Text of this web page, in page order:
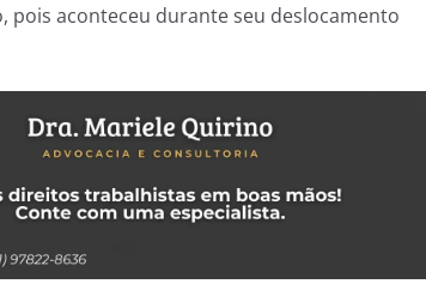
pois aconteceu durante seu deslocamento